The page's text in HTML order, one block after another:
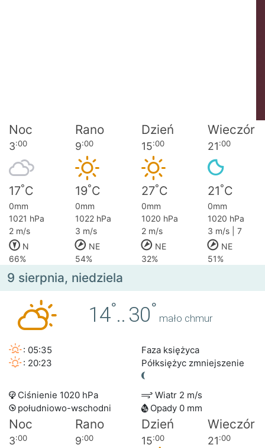
Noc Rano Dzień Wieczór
3:00 9:00 15:00 21:00
17°C 19°C 27°C 21°C
0mm 0mm 0mm
0mm
1021 hPa
1022 hPa 1020 hPa
1020 hPa
2 m/s
3 m/s 2 m/s
3 m/s | 7
N
NE NE
NE
66%
54% 32% 51%
9 sierpnia, niedziela
14°.. 30°
mało chmur
: 05:35
: 20:23
Faza księżyca
Półksiężyc zmniejszenie
Ciśnienie 1020 hPa
Wiatr 2 m/s
południowo-wschodni
Opady 0 mm
Noc Rano Dzień Wieczór
3:00 9:00 15:00 21:00